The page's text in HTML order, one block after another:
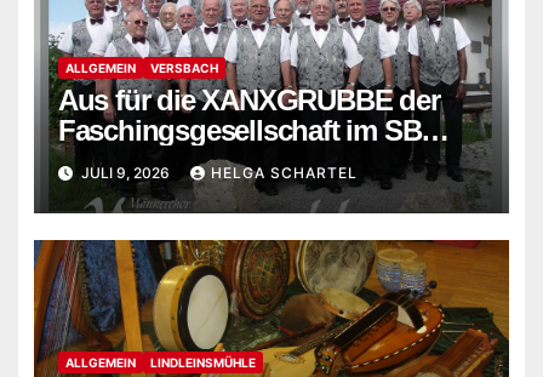
ALLGEMEIN VERSBACH
Aus für die XANXGRUBBE der
Faschingsgesellschaft im SB
Versbach
JULI 9, 2026 HELGA SCHARTEL
ALLGEMEIN LINDLEINSMÜHLE